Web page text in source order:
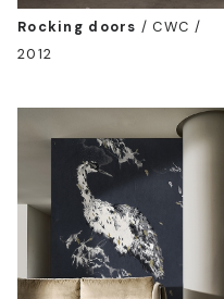
Rocking doors /CWC /
2012